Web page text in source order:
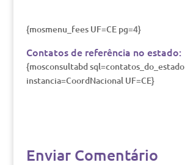
{mosmenu_fees UF=CE pg=4}
Contatos de referência no estado:
{mosconsultabd sql=contatos_do_estado
instancia=CoordNacional UF=CE}
Enviar Comentário